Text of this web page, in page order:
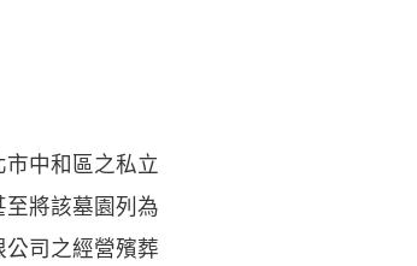
中和區之私立
將該墓園列為
司之經營殯葬